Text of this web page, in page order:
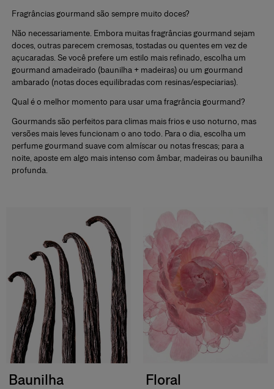
Fragrâncias gourmand são sempre muito doces?
Não necessariamente. Embora muitasfragrâncias gourmand sejam
doces, outras parecem cremosas, tostadas ou quentesem vez de
açucaradas. Se você prefere um estilo mais refinado, escolha um
gourmand amadeirado (baunilha + madeiras) ou um gourmand
ambarado (notas doces equilibradas com resinas/especiarias).
Qual é o melhor momento para usar uma fragrância gourmand?
Gourmands são perfeitos paraclimas mais friose uso noturno, mas
versões mais leves funcionam o ano todo. Para o dia, escolha um
perfume gourmand suavecom almíscar ou notas frescas; para a
noite, aposte em algo mais intenso com âmbar, madeiras ou baunilha
profunda.
Baunilha Floral